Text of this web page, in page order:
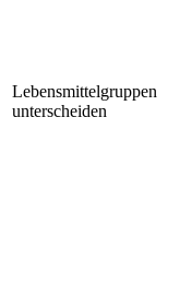
Lebensmittelgruppen
unterscheiden